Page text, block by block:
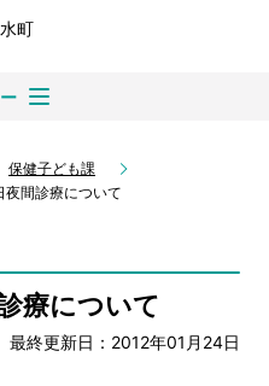
保健子ども課
夜間診療について
療について
最終更新日：2012年01月24日